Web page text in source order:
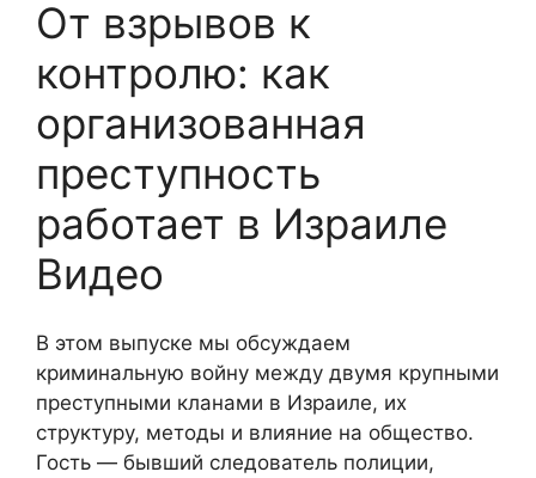
От взрывов к
контролю: как
организованная
преступность
работает в Израиле
Видео
В этом выпуске мы обсуждаем
криминальную войну между двумя крупными
преступными кланами в Израиле, их
структуру, методы и влияние на общество.
Гость — бывший следователь полиции,